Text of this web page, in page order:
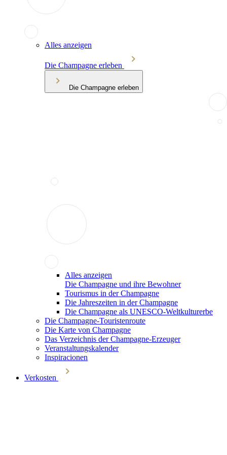
Alles anzeigen
Die Champagne erleben
Die Champagne erleben
Alles anzeigen
Die Champagne und ihre Bewohner
Tourismus in der Champagne
Die Jahreszeiten in der Champagne
Die Champagne als UNESCO-Weltkulturerbe
Die Champagne-Touristenroute
Die Karte von Champagne
Das Verzeichnis der Champagne-Erzeuger
Veranstaltungskalender
Inspiracionen
Verkosten